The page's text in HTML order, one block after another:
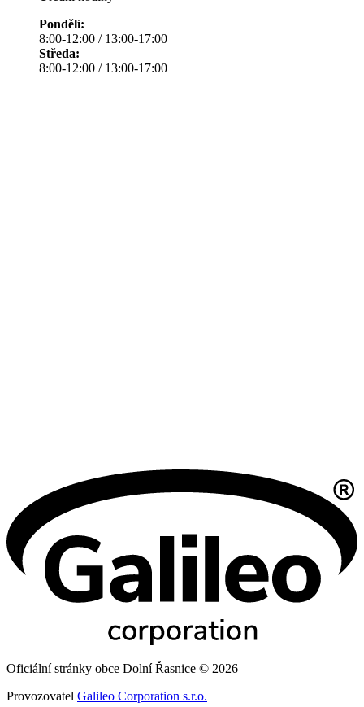
Pondělí:
8:00-12:00 / 13:00-17:00
Středa:
8:00-12:00 / 13:00-17:00
Oficiální stránky obce Dolní Řasnice © 2026
Provozovatel Galileo Corporation s.r.o.